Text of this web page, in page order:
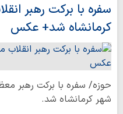
سفره با برکت رهبر
کرمانشاه شد+ عکس
حوزه/ سفره با برکت رهبر
شهر کرمانشاه شد.